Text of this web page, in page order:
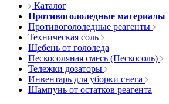
Каталог
Противогололедные материалы
Противогололедные реагенты
Техническая соль
Щебень от гололеда
Пескосоляная смесь (Пескосоль)
Тележки дозаторы
Инвентарь для уборки снега
Шампунь от остатков реагента